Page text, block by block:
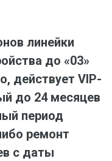
линейки
до «03»
действует VIP-
до 24 месяцев
период
ремонт
с даты